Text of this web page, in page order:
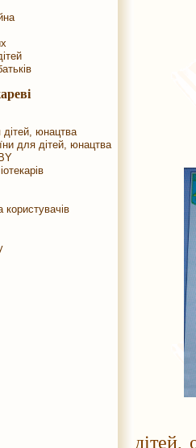
дітей, юнацтва
для дітей, юнацтва
користувачів
дітей,